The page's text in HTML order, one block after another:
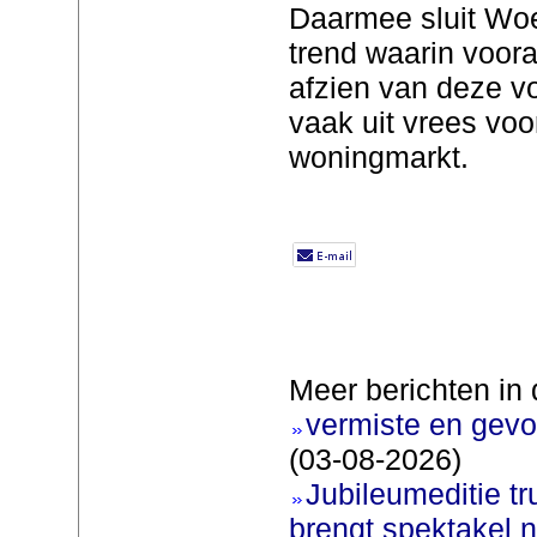
Daarmee sluit
trend waarin
afzien van deze
vaak uit vrees
woningmarkt.
Meer berichten in
vermiste en
(03-08-2026)
Jubileumeditie
brengt spektakel